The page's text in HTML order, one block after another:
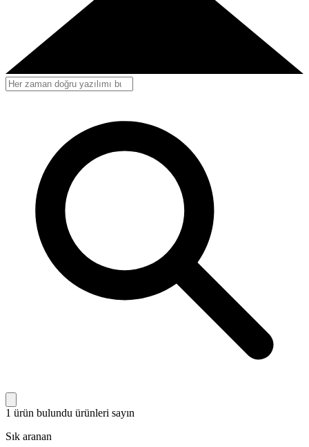
1 ürün bulundu ürünleri sayın
Sık aranan